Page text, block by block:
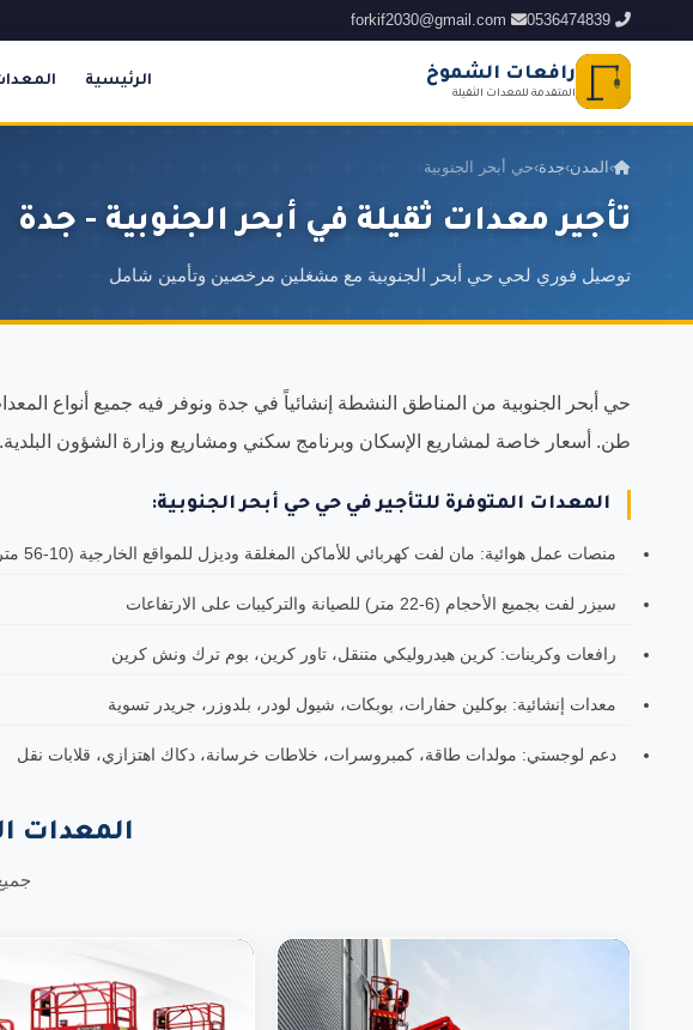
0536474839
forkif2030@gmail.com
رافعات الشموخ
المتقدمة للمعدات الثقيلة
الرئيسية
› المدن›جدة›حي أبحر الجنوبية
تأجير معدات ثقيلة في أبحر الجنوبية - جدة
توصيل فوري لحي حي أبحر الجنوبية مع مشغلين مرخصين وتأمين شامل
طن. أسعار خاصة لمشاريع الإسكان وبرنامج سكني ومشاريع وزارة الشؤون
المعدات المتوفرة للتأجير في حي حي أبحر الجنوبية:
منصات عمل هوائية: مان لفت كهربائي للأماكن المغلقة وديزل للمواقع الخارجية (10-56 متر)
سيزر لفت بجميع الأحجام (6-22 متر) للصيانة والتركيبات على الارتفاعات
رافعات وكرينات: كرين هيدروليكي متنقل، تاور كرين، بوم ترك ونش كرين
معدات إنشائية: بوكلين حفارات، بوبكات، شيول لودر، بلدوزر، جريدر تسوية
دعم لوجستي: مولدات طاقة، كمبروسرات، خلاطات خرسانة، دكاك اهتزازي، قلابات نقل
المعدات